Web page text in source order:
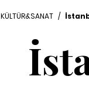
KÜLTÜR&SANAT /